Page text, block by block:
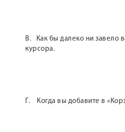
В. Как бы далеко ни завело
курсора.
Г. Когда вы добавите в